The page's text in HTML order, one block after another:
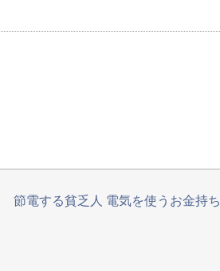
節電する貧乏人 電気を使うお金持ち